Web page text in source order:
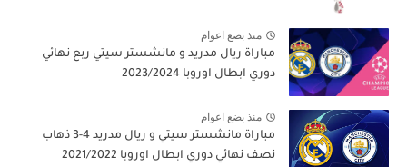
منذ بضع اعوام
مباراة ريال مدريد و مانشستر سيتي ربع نهائي
دوري ابطال اوروبا 2023/2024
منذ بضع اعوام
مباراة مانشستر سيتي و ريال مدريد 4-3 ذهاب
نصف نهائي دوري ابطال اوروبا 2021/2022